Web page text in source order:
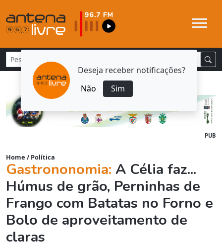
Deseja receber notificações?
Não
Sim
PUB
Home / Política
Gastrononomia: A Célia faz...
Húmus de grão, Perninhas de
Frango com Batatas no Forno e
Bolo de aproveitamento de
claras